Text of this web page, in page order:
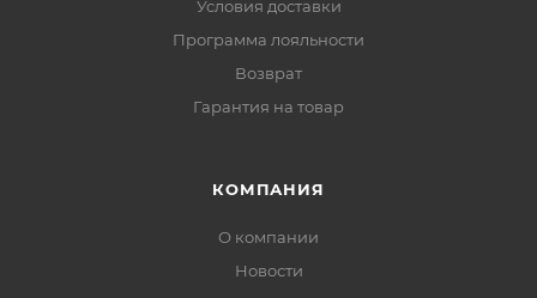
Условия доставки
Программа лояльности
Возврат
Гарантия на товар
КОМПАНИЯ
О компании
Новости